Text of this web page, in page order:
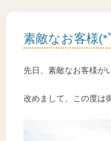
素敵なお客様
先日、素敵なお客様
改めまして、この度は